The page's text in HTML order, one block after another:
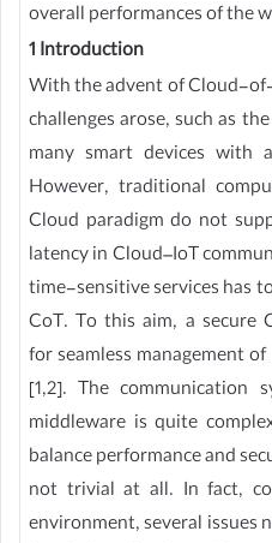
overall performances of the
1 Introduction
With the advent of Cloud-
challenges arose, such as
many smart devices with
However, traditional
Cloud paradigm do not
latency in Cloud–IoT
time-sensitive services has
CoT. To this aim, a secure
for seamless management
[1,2]. The communication
middleware is quite
balance performance and
not trivial at all. In fact,
environment, several issues